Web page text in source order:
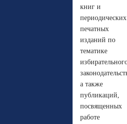
книг и
периодических
печатных
изданий по
тематике
а также
публикаций,
посвященных
работе